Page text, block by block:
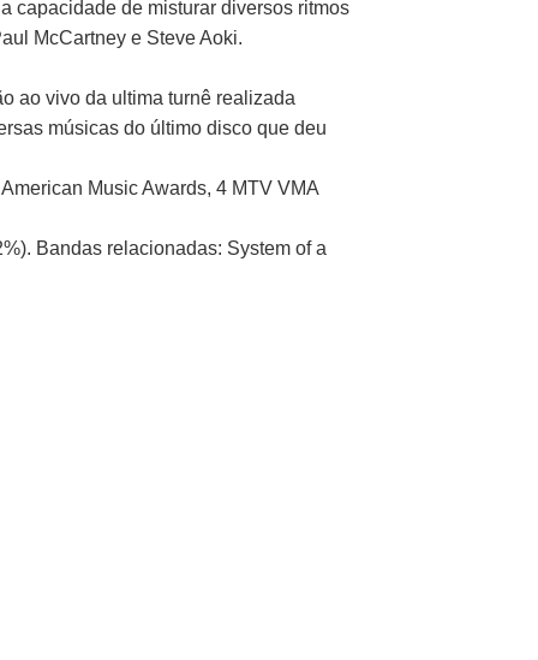
capacidade de misturar diversos ritmos
McCartney e Steve Aoki.
ao vivo da ultima turnê realizada
músicas do último disco que deu
Music Awards, 4 MTV VMA
Bandas relacionadas: System of a